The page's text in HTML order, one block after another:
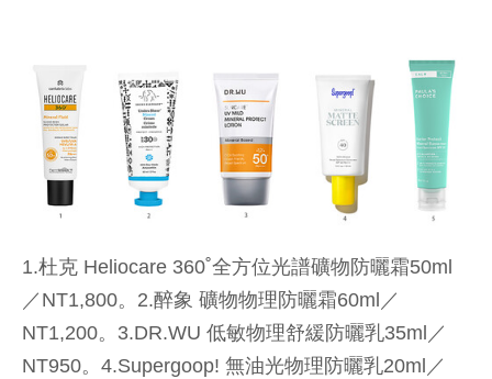
1.杜克 Heliocare 360˚全方位光譜礦物防曬霜50ml
／NT1,800。2.醉象 礦物物理防曬霜60ml／
NT1,200。3.DR.WU 低敏物理舒緩防曬乳35ml／
NT950。4.Supergoop! 無油光物理防曬乳20ml／